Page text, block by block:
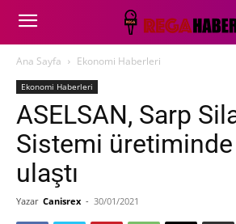
Ana Sayfa Ekonomi Haberleri
Ekonomi Haberleri
ASELSAN, Sarp
Sistemi
ulaştı
Yazar Canisrex - 30/01/2021